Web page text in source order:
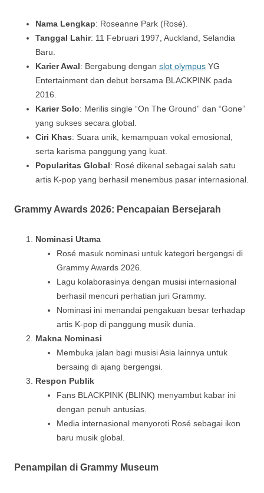
Nama Lengkap: Roseanne Park (Rosé).
Tanggal Lahir: 11 Februari 1997, Auckland, Selandia
Baru.
Karier Awal: Bergabung dengan slot olympus YG
Entertainment dan debut bersama BLACKPINK pada
2016.
Karier Solo: Merilis single “On The Ground” dan “Gone”
yang sukses secara global.
Ciri Khas: Suara unik, kemampuan vokal emosional,
serta karisma panggung yang kuat.
Popularitas Global: Rosé dikenal sebagai salah satu
artis K-pop yang berhasil menembus pasar internasional.
Grammy Awards 2026: Pencapaian Bersejarah
Nominasi Utama
Rosé masuk nominasi untuk kategori bergengsi di
Grammy Awards 2026.
Lagu kolaborasinya dengan musisi internasional
berhasil mencuri perhatian juri Grammy.
Nominasi ini menandai pengakuan besar terhadap
artis K-pop di panggung musik dunia.
Makna Nominasi
Membuka jalan bagi musisi Asia lainnya untuk
bersaing di ajang bergengsi.
Respon Publik
Fans BLACKPINK (BLINK) menyambut kabar ini
dengan penuh antusias.
Media internasional menyoroti Rosé sebagai ikon
baru musik global.
Penampilan di Grammy Museum